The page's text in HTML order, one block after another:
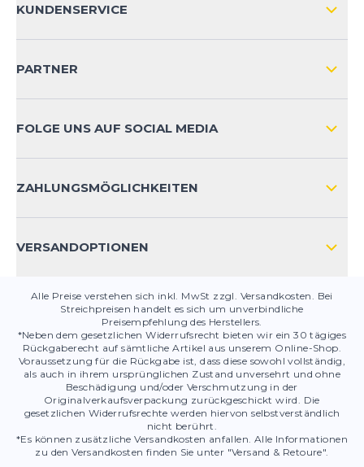
KUNDENSERVICE
KONTAKT
PRODUKTSICHERHEIT
PARTNER
FOLGE UNS AUF SOCIAL MEDIA
ZAHLUNGSMÖGLICHKEITEN
VERSANDOPTIONEN
Alle Preise verstehen sich inkl. MwSt zzgl. Versandkosten. Bei
Streichpreisen handelt es sich um unverbindliche
Preisempfehlung des Herstellers.
*Neben dem gesetzlichen Widerrufsrecht bieten wir ein 30 tägiges
Rückgaberecht auf sämtliche Artikel aus unserem Online-Shop.
Voraussetzung für die Rückgabe ist, dass diese sowohl vollständig,
als auch in ihrem ursprünglichen Zustand unversehrt und ohne
Beschädigung und/oder Verschmutzung in der
Originalverkaufsverpackung zurückgeschickt wird. Die
gesetzlichen Widerrufsrechte werden hiervon selbstverständlich
nicht berührt.
*Es können zusätzliche Versandkosten anfallen. Alle Informationen
zu den Versandkosten finden Sie unter "Versand & Retoure".